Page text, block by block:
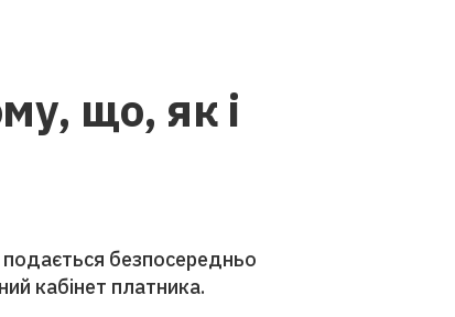
що, як і
безпосередньо
кабінет платника.